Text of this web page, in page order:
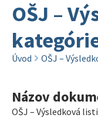
OŠJ –
Úvod OŠJ –
Názov
OŠJ – Výsledková